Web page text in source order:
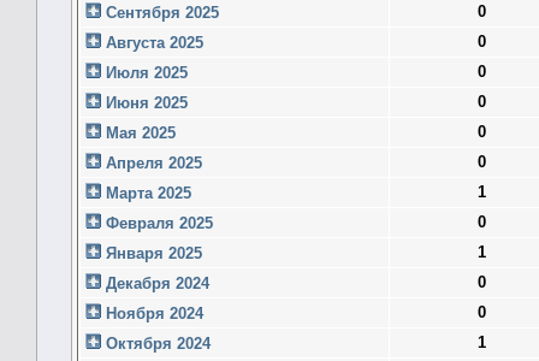
Сентября 2025
0
Августа 2025
0
Июля 2025
0
Июня 2025
0
Мая 2025
0
Апреля 2025
0
Марта 2025
1
Февраля 2025
0
Января 2025
1
Декабря 2024
0
Ноября 2024
0
Октября 2024
1